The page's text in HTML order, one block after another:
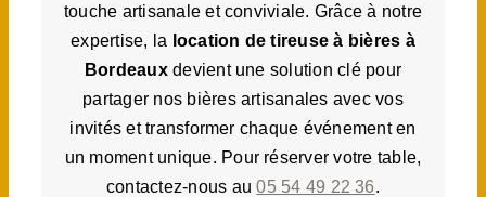
touche artisanale et conviviale. Grâce à notre
expertise, la location de tireuse à bières à
Bordeauxdevient une solution clé pour
partager nos bières artisanales avec vos
invités et transformer chaque événement en
un moment unique. Pour réserver votre table,
contactez-nous au05 54 49 22 36.